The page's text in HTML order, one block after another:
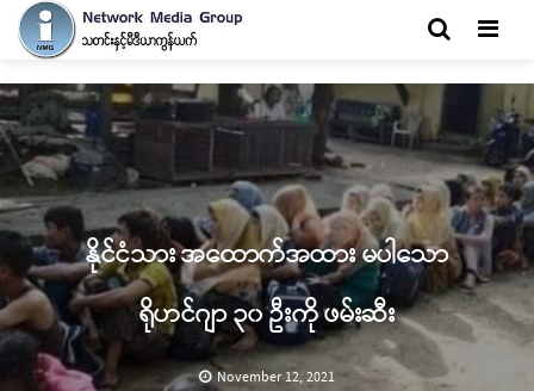
နိုင်ငံသား အထောက်အထား မပါသော
ရိုဟင်ဂျာ ၃၀ ဦးကို ဖမ်းဆီး
November 12, 2021